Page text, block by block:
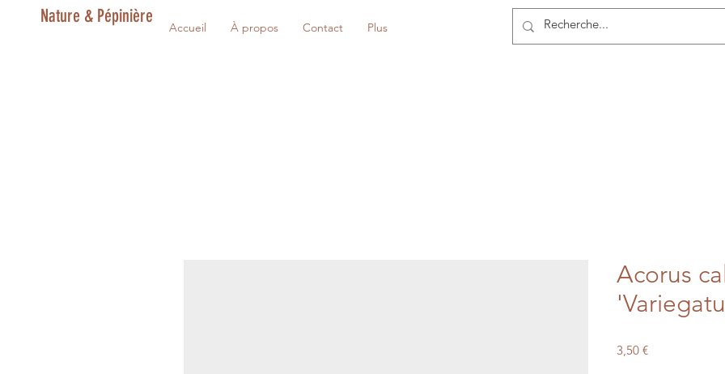
Nature & Pépinière
Accueil À propos Contact Plus
Acorus
3,50 €Prix